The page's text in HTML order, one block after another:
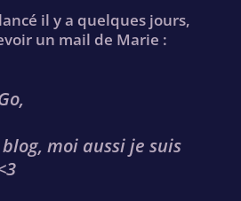
lancé il y a quelques jours,
un mail de Marie :
moi aussi je suis